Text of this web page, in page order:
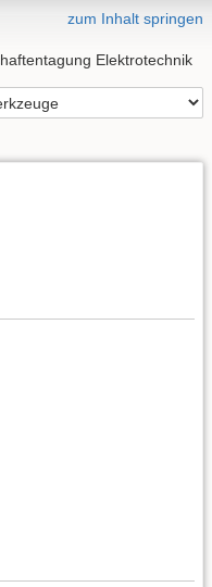
zum Inhalt springen
Elektrotechnik